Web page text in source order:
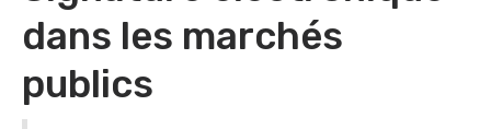
dans les marchés
publics